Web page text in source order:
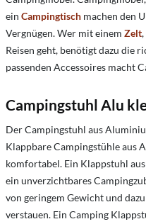
ein Campingtisch machen den
Vergnügen. Wer mit einem Zelt
Reisen geht, benötigt dazu die
passenden Accessoires macht
Campingstuhl Alu
Der Campingstuhl aus
Klappbare Campingstühle aus
komfortabel. Ein Klappstuhl
ein unverzichtbares
von geringem Gewicht und
verstauen. Ein Camping